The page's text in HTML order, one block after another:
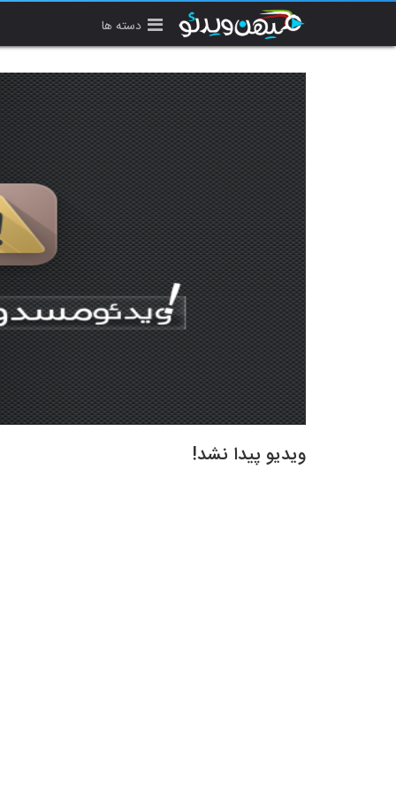
دسته ها
ویدیو پیدا نشد!